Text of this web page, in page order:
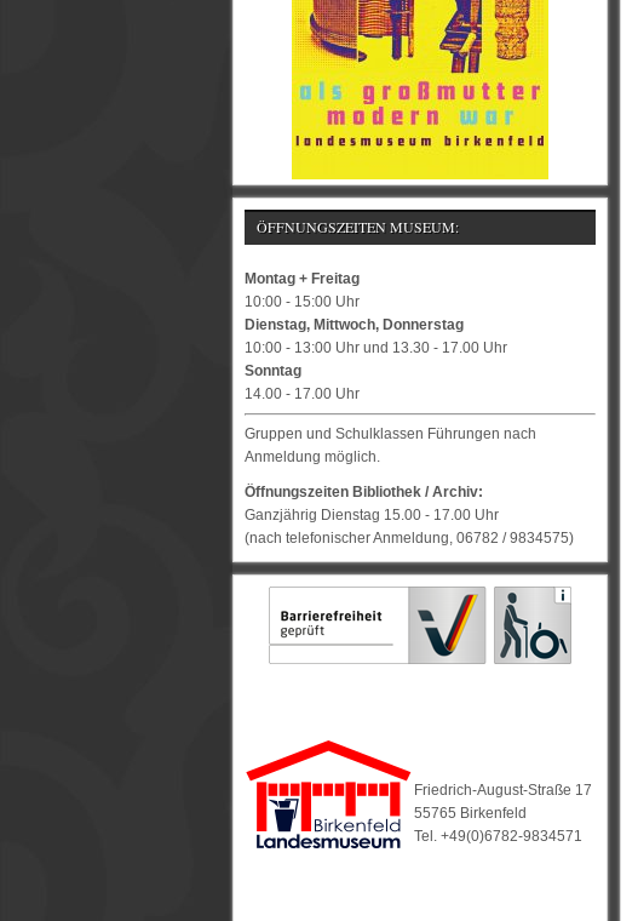
ÖFFNUNGSZEITEN MUSEUM:
Montag + Freitag
10:00 - 15:00 Uhr
Dienstag, Mittwoch, Donnerstag
10:00 - 13:00 Uhr und 13.30 - 17.00 Uhr
Sonntag
14.00 - 17.00 Uhr
Gruppen und Schulklassen Führungen nach
Anmeldung möglich.
Öffnungszeiten Bibliothek / Archiv:
Ganzjährig Dienstag 15.00 - 17.00 Uhr
(nach telefonischer Anmeldung, 06782 / 9834575)
Friedrich-August-Straße 17
55765 Birkenfeld
Tel. +49(0)6782-9834571